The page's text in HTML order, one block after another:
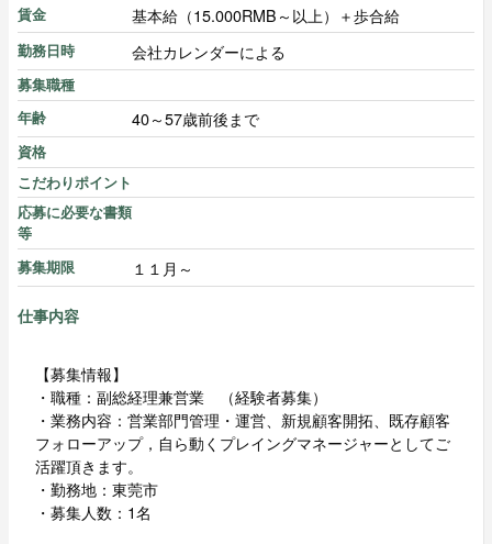
賃金 基本給（15.000RMB～以上）＋歩合給
勤務日時 会社カレンダーによる
募集職種
年齢
40～57歳前後まで
資格
こだわりポイント
応募に必要な書類
等
募集期限
１１月～
仕事内容
【募集情報】
・職種：副総経理兼営業 （経験者募集）
・業務内容：営業部門管理・運営、新規顧客開拓、既存顧客
フォローアップ，自ら動くプレイングマネージャーとしてご
活躍頂きます。
・勤務地：東莞市
・募集人数：1名